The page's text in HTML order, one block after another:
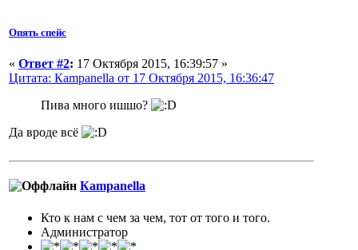
Опять спейс
« Ответ #2: 17 Октября 2015, 16:39:57 »
Цитата: Кampanella от 17 Октября 2015, 16:36:47
Пива много ишшо?
Да вроде всё
Кampanella
Кто к нам с чем за чем, тот от того и того.
Администратор